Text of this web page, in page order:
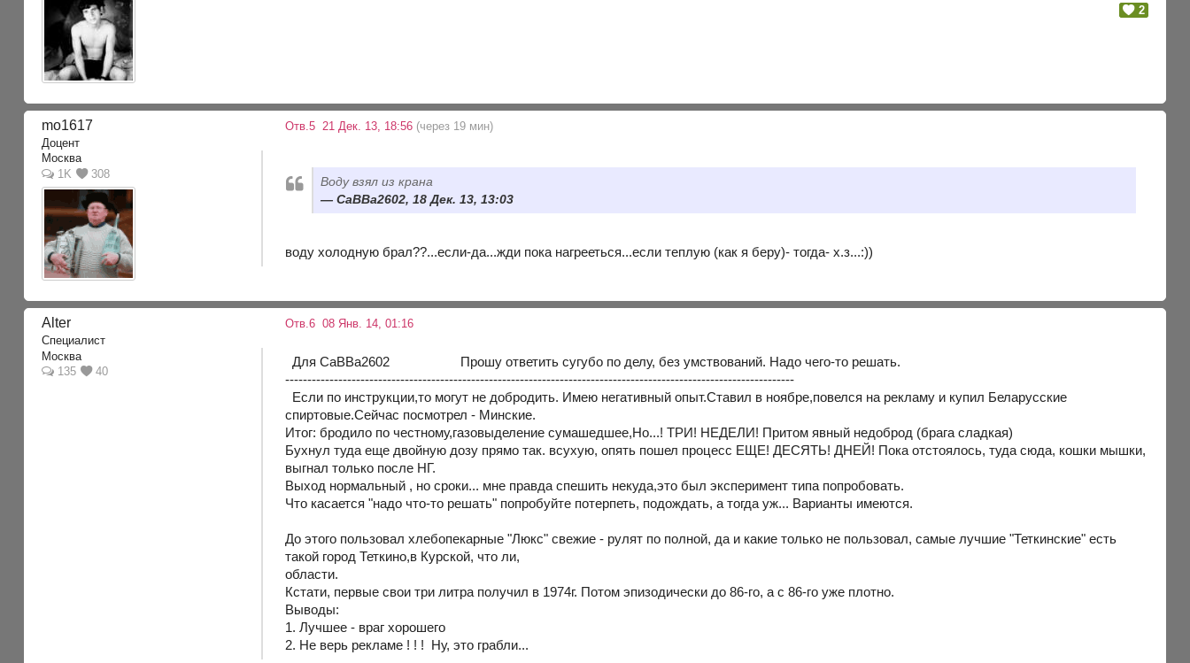
2
mo1617
Доцент
Москва
1K
308
Отв.5 21 Дек. 13, 18:56 (через 19 мин)
Воду взял из крана
СаВВа2602, 18 Дек. 13, 13:03
воду холодную брал??...если-да...жди пока нагрееться...если теплую (как я беру)- тогда- х.з...:))
Alter
Специалист
Москва
135
40
Отв.6 08 Янв. 14, 01:16
Для СаВВа2602 Прошу ответить сугубо по делу, без умствований. Надо чего-то решать.
-------------------------------------------------------------------------------------------------------------------
Если по инструкции,то могут не добродить. Имею негативный опыт.Ставил в ноябре,повелся на рекламу и купил Беларусские
спиртовые.Сейчас посмотрел - Минские.
Итог: бродило по честному,газовыделение сумашедшее,Но...! ТРИ! НЕДЕЛИ! Притом явный недоброд (брага сладкая)
Бухнул туда еще двойную дозу прямо так. всухую, опять пошел процесс ЕЩЕ! ДЕСЯТЬ! ДНЕЙ! Пока отстоялось, туда сюда, кошки мышки,
выгнал только после НГ.
Выход нормальный , но сроки... мне правда спешить некуда,это был эксперимент типа попробовать.
Что касается "надо что-то решать" попробуйте потерпеть, подождать, а тогда уж... Варианты имеются.
До этого пользовал хлебопекарные "Люкс" свежие - рулят по полной, да и какие только не пользовал, самые лучшие "Теткинские" есть
такой город Теткино,в Курской, что ли,
области.
Кстати, первые свои три литра получил в 1974г. Потом эпизодически до 86-го, а с 86-го уже плотно.
Выводы:
1. Лучшее - враг хорошего
2. Не верь рекламе ! ! ! Ну, это грабли...